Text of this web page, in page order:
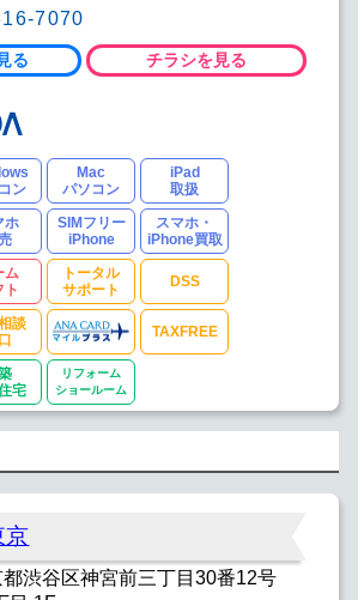
7070
る チラシを見る
ン
Mac
パソコン
iPad
取扱
ホ
SIMフリー
iPhone
スマホ・
iPhone買取
ム
ト
トータル
サポート
DSS
談
TAXFREE
宅
リフォーム
ショールーム
京
渋谷区神宮前三丁目30番12号